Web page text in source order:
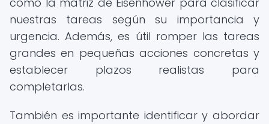
nuestras tareas según su importancia y
urgencia. Además, es útil romper las tareas
grandes en pequeñas acciones concretas y
establecer plazos realistas para
completarlas.
También es importante identificar y abordar